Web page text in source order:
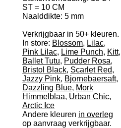
ST = 10 CM
Naalddikte: 5 mm
Verkrijgbaar in 50+ kleuren.
In store: Blossom, Lilac,
Pink Lilac, Lime Punch, Kitt,
Ballet Tutu, Pudder Rosa,
Bristol Black, Scarlet Red,
Jazzy Pink, Bjornebaersaft,
Dazzling Blue, Mork
Himmelblaa, Urban Chic,
Arctic Ice
Andere kleuren in overleg
op aanvraag verkrijgbaar.